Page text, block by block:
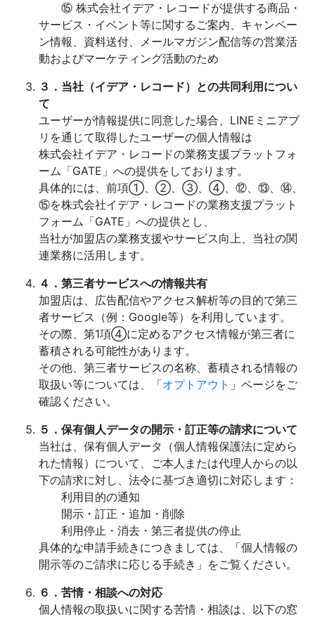
⑮ 株式会社イデア・レコードが提供する商品・
サービス・イベント等に関するご案内、キャンペー
ン情報、資料送付、メールマガジン配信等の営業活
動およびマーケティング活動のため
３．当社（イデア・レコード）との共同利用につい
て
ユーザーが情報提供に同意した場合、LINEミニアプ
リを通じて取得したユーザーの個人情報は
株式会社イデア・レコードの業務支援プラットフォ
ーム「GATE」への提供をしております。
具体的には、前項①、②、③、④、⑫、⑬、⑭、
⑮を株式会社イデア・レコードの業務支援プラット
フォーム「GATE」への提供とし、
当社が加盟店の業務支援やサービス向上、当社の関
連業務に活用します。
４．第三者サービスへの情報共有
加盟店は、広告配信やアクセス解析等の目的で第三
者サービス（例：Google等）を利用しています。
その際、第1項④に定めるアクセス情報が第三者に
蓄積される可能性があります。
その他、第三者サービスの名称、蓄積される情報の
取扱い等については、「オプトアウト 」ページをご
確認ください。
５．保有個人データの開示・訂正等の請求について
当社は、保有個人データ（個人情報保護法に定めら
れた情報）について、ご本人または代理人からの以
下の請求に対し、法令に基づき適切に対応します：
利用目的の通知
開示・訂正・追加・削除
利用停止・消去・第三者提供の停止
具体的な申請手続きにつきましては、「個人情報の
開示等のご請求に応じる手続き」をご覧ください。
６．苦情・相談への対応
個人情報の取扱いに関する苦情・相談は、以下の窓